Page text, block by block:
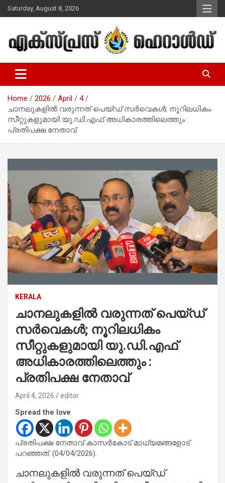
Skip
to
Saturday, August 8, 2026
Express Herald – Malayalam
Christian News
Home 2026 April
4
ചാനലുകളില്‍ വരുന്നത് പെയ്ഡ് സര്‍വെകള്‍; നൂറിലധികം
സീറ്റുകളുമായി യു.ഡി.എഫ് അധികാരത്തിലെത്തും :
പ്രതിപക്ഷ നേതാവ്
KERALA
ചാനലുകളില്‍ വരുന്നത് പെയ്ഡ്
സര്‍വെകള്‍; നൂറിലധികം
സീറ്റുകളുമായി യു.ഡി.എഫ്
അധികാരത്തിലെത്തും :
പ്രതിപക്ഷ നേതാവ്
April 4, 2026 editor
Spread the love
പ്രതിപക്ഷ നേതാവ് കാസര്‍കോട് മാധ്യമങ്ങളോട്
പറഞ്ഞത്. (04/04/2026).
ചാനലുകളില്‍ വരുന്നത് പെയ്ഡ്